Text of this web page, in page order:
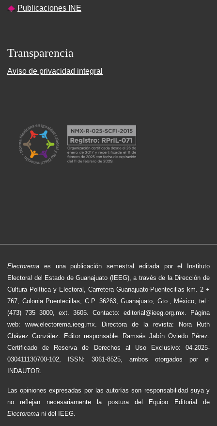
Publicaciones INE
Transparencia
Aviso de privacidad integral
Electorema es una publicación semestral editada por el Instituto
Electoral del Estado de Guanajuato (IEEG), a través de la Dirección de
Cultura Política y Electoral, Carretera Guanajuato-Puentecillas km. 2 +
767, Colonia Puentecillas, C.P. 36263, Guanajuato, Gto., México, tel.:
(473) 735 3000, ext. 3605. Contacto: editorial@ieeg.org.mx. Página
web: www.electorema.ieeg.mx. Directora de la revista: Nora Ruth
Chávez González. Editor responsable: Ramsés Jabín Oviedo Pérez.
Certificado de Reserva de Derechos al Uso Exclusivo: 04-2025-
030411130700-102, ISSN: 3061-8525, ambos otorgados por el
INDAUTOR.
Las opiniones expresadas por las autorías son responsabilidad suya y
no reflejan necesariamente la postura del Equipo Editorial de
Electorema ni del IEEG.